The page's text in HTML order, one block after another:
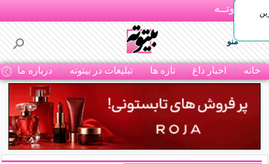
بـیتوتــه
منو
خانه اخبار داغ تازه ها تبلیغات در بیتوته درباره ما